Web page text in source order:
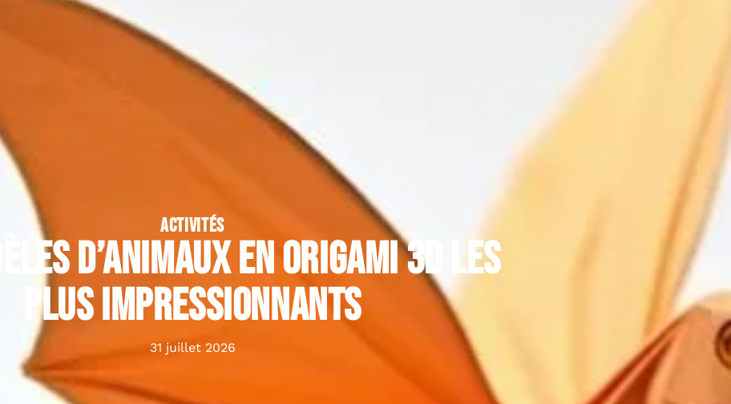
ACTIVITÉS
d’animaux en origami 3D les
plus impressionnants
31 juillet 2026